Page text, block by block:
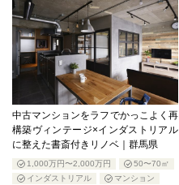
中古マンションをラフでかっこよく再
構築ヴィンテージ×インダストリアル
に整えた書斎付きリノベ｜群馬県
1,000万円〜2,000万円
50〜70㎡
インダストリアル
マンション